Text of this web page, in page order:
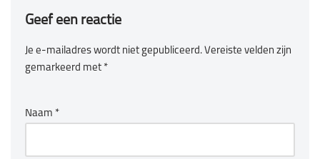
ok
Geef een reactie
Je e-mailadres wordt niet gepubliceerd. Vereiste velden zijn
gemarkeerd met *
Naam *